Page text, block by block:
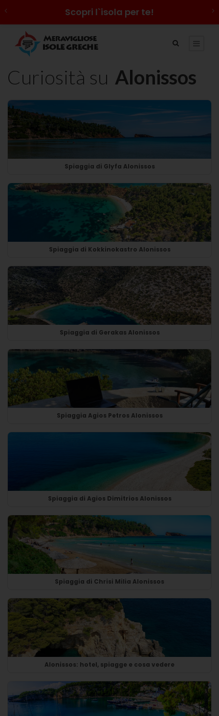
Scopri l`isola per te!
Curiosità su Alonissos
Spiaggia di Glyfa Alonissos
Spiaggia di Kokkinokastro Alonissos
Spiaggia di Gerakas Alonissos
Spiaggia Agios Petros Alonissos
Spiaggia di Agios Dimitrios Alonissos
Spiaggia di Chrisi Milia Alonissos
Alonissos: hotel, spiagge e cosa vedere